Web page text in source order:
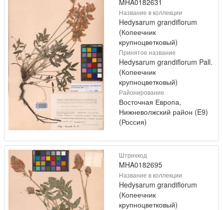
MHA0182631
Название в коллекции
Hedysarum grandiflorum
(Копеечник
крупноцветковый)
Принятое название
Hedysarum grandiflorum Pall.
(Копеечник
крупноцветковый)
Районирование
Восточная Европа,
Нижневолжский район (E9)
(Россия)
Штрихкод
MHA0182695
Название в коллекции
Hedysarum grandiflorum
(Копеечник
крупноцветковый)